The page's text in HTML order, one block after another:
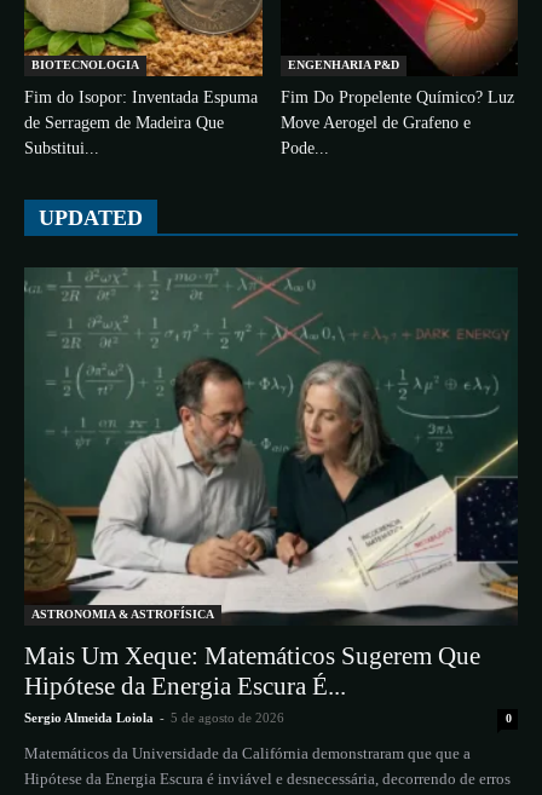
BIOTECNOLOGIA
Fim do Isopor: Inventada Espuma
de Serragem de Madeira Que
Substitui...
ENGENHARIA P&D
Fim Do Propelente Químico? Luz
Move Aerogel de Grafeno e
Pode...
UPDATED
ASTRONOMIA & ASTROFÍSICA
Mais Um Xeque: Matemáticos Sugerem Que
Hipótese da Energia Escura É...
Sergio Almeida Loiola - 5 de agosto de 2026 0
Matemáticos da Universidade da Califórnia demonstraram que que a
Hipótese da Energia Escura é inviável e desnecessária, decorrendo de erros